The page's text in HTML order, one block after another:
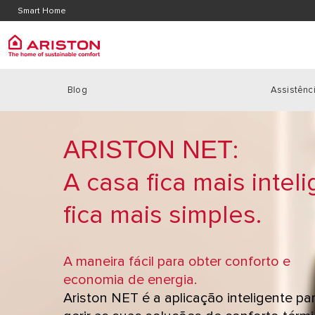
Smart Home
ARISTON GROUP
TRABALHA CONNOSCO
PRODUCTS | CATEGORIES
CALDEIRAS
REGULAÇÃO
AR CONDICIONADO E DESUMIDIFICADORES
ACUMULADORES A GÀS
AR CONDICIONADO
Blog
ARISTON NET:
A casa fica mais
fica mais simples.
A maneira fácil para obter conforto e
economia de energia.
Ariston NET é a aplicação inteligente